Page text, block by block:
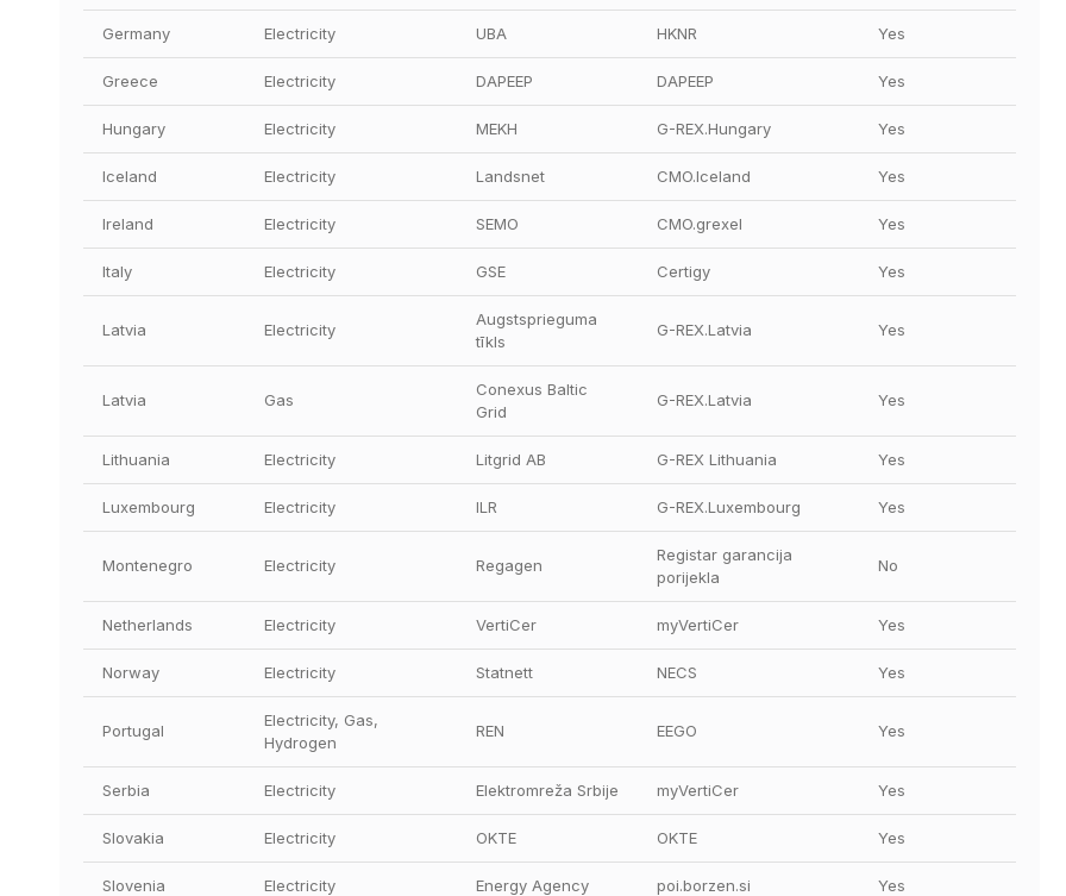
Germany Electricity UBA HKNR Yes
Greece Electricity DAPEEP DAPEEP Yes
Hungary Electricity MEKH G-REX.Hungary Yes
Iceland Electricity Landsnet CMO.Iceland Yes
Ireland Electricity SEMO CMO.grexel Yes
Italy Electricity GSE Certigy Yes
Latvia Electricity
Augstsprieguma
tīkls
G-REX.Latvia Yes
Latvia Gas
Conexus Baltic
Grid
G-REX.Latvia Yes
Lithuania Electricity Litgrid AB G-REX Lithuania Yes
Luxembourg Electricity ILR G-REX.Luxembourg Yes
Montenegro Electricity Regagen
Registar garancija
porijekla
No
Netherlands Electricity VertiCer myVertiCer Yes
Norway Electricity Statnett NECS Yes
Portugal
Electricity, Gas,
Hydrogen
REN EEGO Yes
Serbia Electricity Elektromreža Srbije myVertiCer Yes
Slovakia Electricity OKTE OKTE Yes
Slovenia Electricity Energy Agency poi.borzen.si Yes